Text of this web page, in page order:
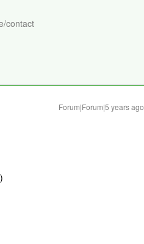
contact
Forum|Forum|5 years ago